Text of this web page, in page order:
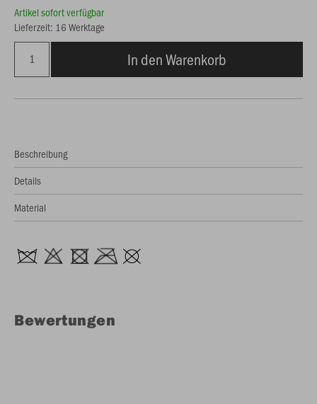
Artikel sofort verfügbar
Lieferzeit: 16 Werktage
In den Warenkorb
Beschreibung
Details
Material
Bewertungen